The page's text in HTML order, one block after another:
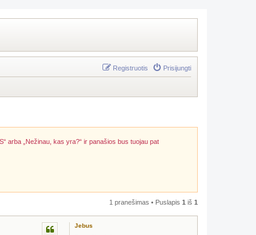
Prisijungti
Registruotis
arba „Nežinau, kas yra?“ ir panašios bus tuojau pat
1 pranešimas • Puslapis 1 iš 1
Jebus